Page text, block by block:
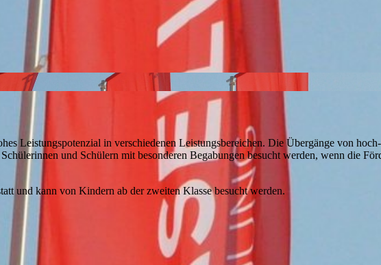
Leistungspotenzial in verschiedenen Leistungsbereichen. Die Übergänge von
und Schülern mit besonderen Begabungen besucht werden, wenn die
und kann von Kindern ab der zweiten Klasse besucht werden.